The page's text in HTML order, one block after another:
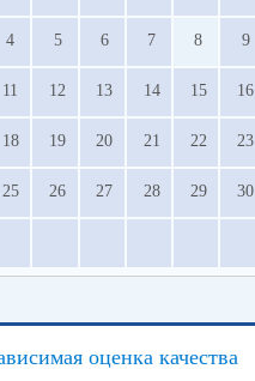
4 5 6 7 8 9
11 12 13 14 15 16
18 19 20 21 22 23
25 26 27 28 29 30
оценка качества